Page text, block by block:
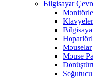
Bilgisayar
Klavyeler
Mouselar
Mouse